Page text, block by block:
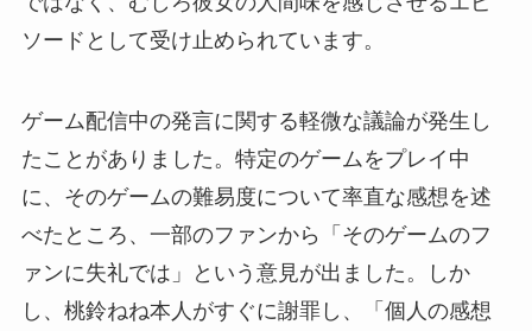
ソードとして受け止められています。
ゲーム配信中の発言に関する軽微な議論が発生し
たことがありました。特定のゲームをプレイ中
に、そのゲームの難易度について率直な感想を述
べたところ、一部のファンから「そのゲームのフ
ァンに失礼では」という意見が出ました。しか
し、桃鈴ねね本人がすぐに謝罪し、「個人の感想